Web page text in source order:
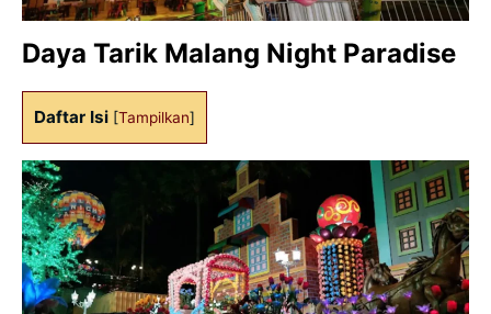
Daya Tarik Malang Night Paradise
Daftar Isi [Tampilkan]